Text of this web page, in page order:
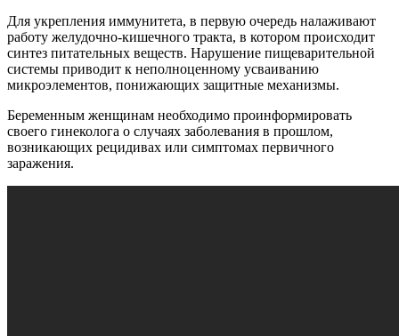
Для укрепления иммунитета, в первую очередь налаживают
работу желудочно-кишечного тракта, в котором происходит
синтез питательных веществ. Нарушение пищеварительной
системы приводит к неполноценному усваиванию
микроэлементов, понижающих защитные механизмы.
Беременным женщинам необходимо проинформировать
своего гинеколога о случаях заболевания в прошлом,
возникающих рецидивах или симптомах первичного
заражения.